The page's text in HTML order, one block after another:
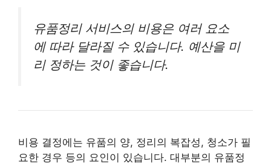
유품정리 서비스의 비용은 여러 요소
에 따라 달라질 수 있습니다. 예산을 미
리 정하는 것이 좋습니다.
비용 결정에는 유품의 양, 정리의 복잡성, 청소가 필
요한 경우 등의 요인이 있습니다. 대부분의 유품정